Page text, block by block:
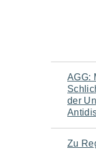
für
den
AGG:
der
Zu